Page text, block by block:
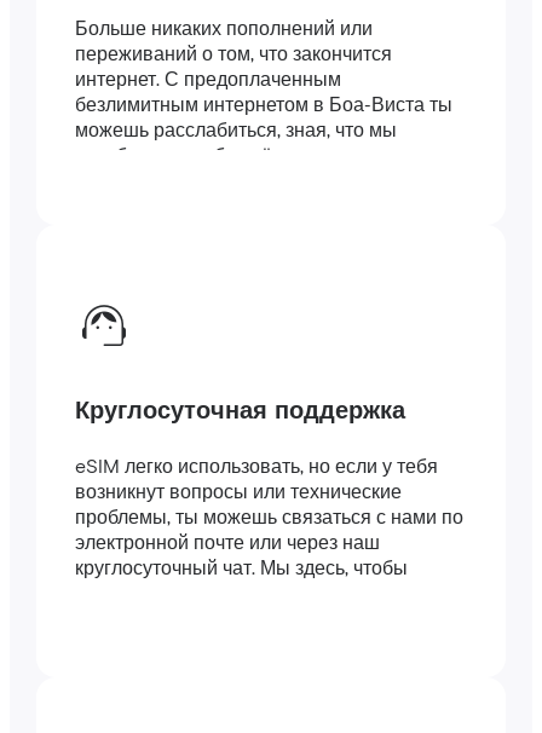
Больше никаких пополнений или
переживаний о том, что закончится
интернет. С предоплаченным
безлимитным интернетом в Боа-Виста ты
можешь расслабиться, зная, что мы
позаботились обо всём.
Круглосуточная поддержка
eSIM легко использовать, но если у тебя
возникнут вопросы или технические
проблемы, ты можешь связаться с нами по
электронной почте или через наш
круглосуточный чат. Мы здесь, чтобы